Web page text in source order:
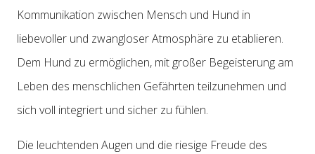
Kommunikation zwischen Mensch und Hund in
liebevoller und zwangloser Atmosphäre zu etablieren.
Dem Hund zu ermöglichen, mit großer Begeisterung am
Leben des menschlichen Gefährten teilzunehmen und
sich voll integriert und sicher zu fühlen.
Die leuchtenden Augen und die riesige Freude des